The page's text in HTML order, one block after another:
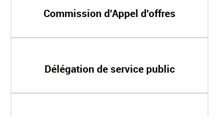
Commission d'Appel d'offres
Délégation de service public